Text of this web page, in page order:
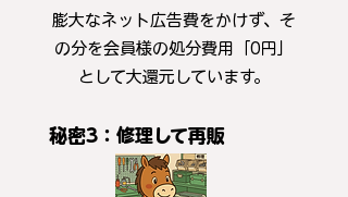
膨大なネット広告費をかけず、そ
の分を会員様の処分費用「0円」
として大還元しています。
秘密3：修理して再販